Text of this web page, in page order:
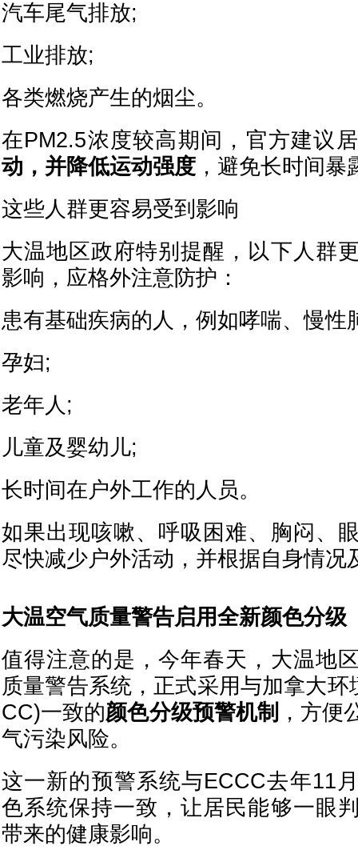
汽车尾气排放;
工业排放;
各类燃烧产生的烟尘。
在PM2.5浓度较高期间，官方建议
动，并降低运动强度 ，避免长时间
这些人群更容易受到影响
大温地区政府特别提醒，以下人群
影响，应格外注意防护：
患有基础疾病的人，例如哮喘、慢性
孕妇;
老年人;
儿童及婴幼儿;
长时间在户外工作的人员。
如果出现咳嗽、呼吸困难、胸闷、
尽快减少户外活动，并根据自身情况
大温空气质量警告启用全新颜色分级
值得注意的是，今年春天，大温地
质量警告系统，正式采用与加拿大
CC)一致的颜色分级预警机制 ，方便
气污染风险。
这一新的预警系统与ECCC去年11
色系统保持一致，让居民能够一眼
带来的健康影响。